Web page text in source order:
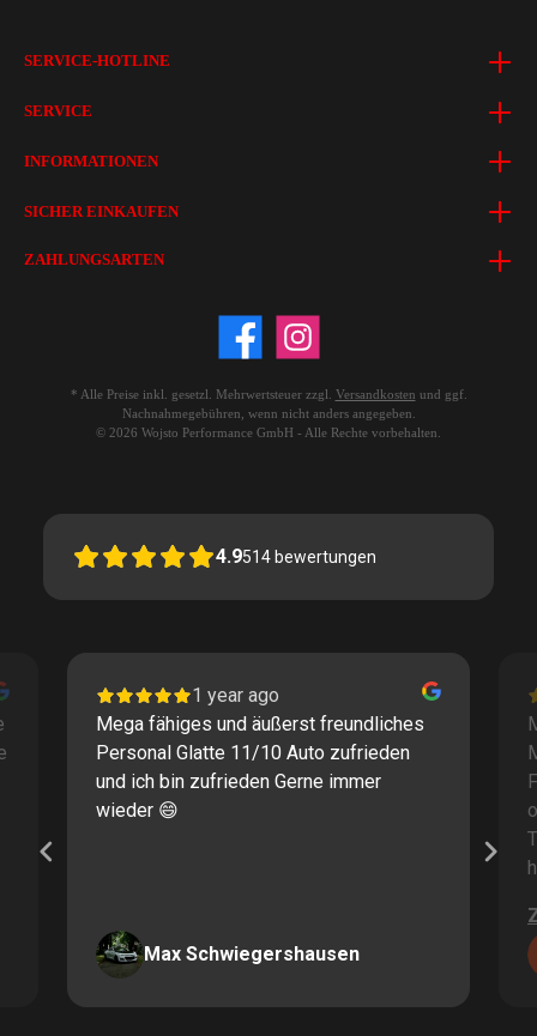
SERVICE-HOTLINE
SERVICE
INFORMATIONEN
SICHER EINKAUFEN
ZAHLUNGSARTEN
* Alle Preise inkl. gesetzl. Mehrwertsteuer zzgl. Versandkosten und ggf.
Nachnahmegebühren, wenn nicht anders angegeben.
© 2026 Wojsto Performance GmbH - Alle Rechte vorbehalten.
4.9514 bewertungen
1 year ago
Mega fähiges und äußerst freundliches
Personal Glatte 11/10 Auto zufrieden
und ich bin zufrieden Gerne immer
wieder 😄
Max Schwiegershausen